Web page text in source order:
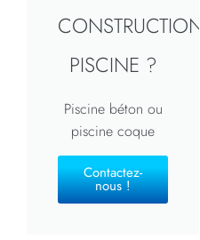
CONSTRUCTION
PISCINE ?
Piscine béton ou
piscine coque
Contactez-
nous !